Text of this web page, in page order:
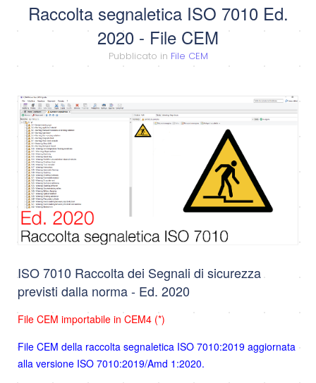
Raccolta segnaletica ISO 7010 Ed.
2020 - File CEM
Pubblicato in File CEM
ISO 7010 Raccolta dei Segnali di sicurezza
previsti dalla norma - Ed. 2020
File CEM importabile in CEM4 (*)
File CEM della raccolta segnaletica ISO 7010:2019 aggiornata
alla versione ISO 7010:2019/Amd 1:2020.